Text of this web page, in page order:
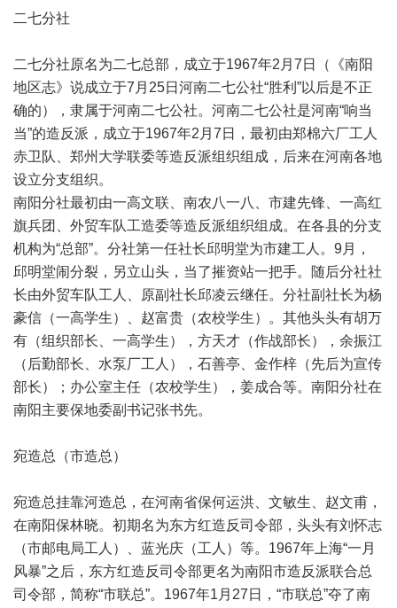
二七分社
二七分社原名为二七总部，成立于1967年2月7日（《南阳
地区志》说成立于7月25日河南二七公社“胜利”以后是不正
确的），隶属于河南二七公社。河南二七公社是河南“响当
当”的造反派，成立于1967年2月7日，最初由郑棉六厂工人
赤卫队、郑州大学联委等造反派组织组成，后来在河南各地
设立分支组织。
南阳分社最初由一高文联、南农八一八、市建先锋、一高红
旗兵团、外贸车队工造委等造反派组织组成。在各县的分支
机构为“总部”。分社第一任社长邱明堂为市建工人。9月，
邱明堂闹分裂，另立山头，当了摧资站一把手。随后分社社
长由外贸车队工人、原副社长邱凌云继任。分社副社长为杨
豪信（一高学生）、赵富贵（农校学生）。其他头头有胡万
有（组织部长、一高学生），方天才（作战部长），余振江
（后勤部长、水泵厂工人），石善亭、金作梓（先后为宣传
部长）；办公室主任（农校学生），姜成合等。南阳分社在
南阳主要保地委副书记张书先。
宛造总（市造总）
宛造总挂靠河造总，在河南省保何运洪、文敏生、赵文甫，
在南阳保林晓。初期名为东方红造反司令部，头头有刘怀志
（市邮电局工人）、蓝光庆（工人）等。1967年上海“一月
风暴”之后，东方红造反司令部更名为南阳市造反派联合总
司令部，简称“市联总”。1967年1月27日，“市联总”夺了南